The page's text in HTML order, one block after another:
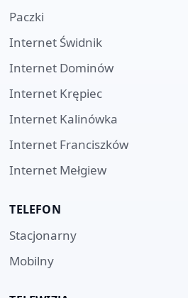
Paczki
Internet Świdnik
Internet Dominów
Internet Krępiec
Internet Kalinówka
Internet Franciszków
Internet Mełgiew
TELEFON
Stacjonarny
Mobilny